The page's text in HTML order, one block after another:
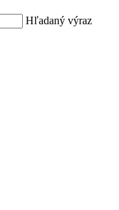
Hľadaný výraz